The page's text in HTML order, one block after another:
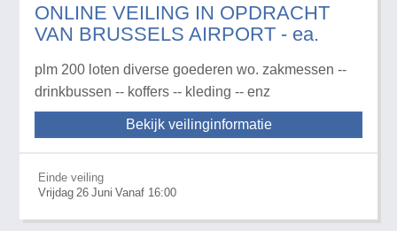
ONLINE VEILING IN OPDRACHT
VAN BRUSSELS AIRPORT - ea.
plm 200 loten diverse goederen wo. zakmessen --
drinkbussen -- koffers -- kleding -- enz
Bekijk veilinginformatie
Einde veiling
Vrijdag 26 Juni Vanaf 16:00